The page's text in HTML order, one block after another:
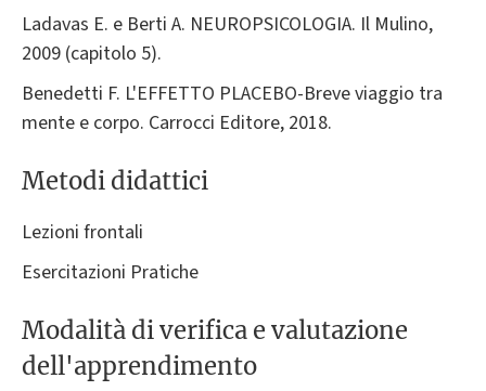
Ladavas E. e Berti A. NEUROPSICOLOGIA. Il Mulino,
2009 (capitolo 5).
Benedetti F. L'EFFETTO PLACEBO-Breve viaggio tra
mente e corpo. Carrocci Editore, 2018.
Metodi didattici
Lezioni frontali
Esercitazioni Pratiche
Modalità di verifica e valutazione
dell'apprendimento